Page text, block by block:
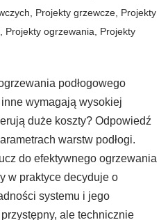
Projekty grzewcze Projekty
Projekty ogrzewania
Projekty
podłogowego
wymagają wysokiej
duże koszty? Odpowiedź
warstw podłogi.
do efektywnego ogrzewania
w praktyce decyduje o
systemu i jego
ale technicznie